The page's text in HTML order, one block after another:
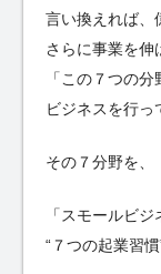
言い換えれば、
さらに事業を伸
「この７つの
ビジネスを行っ
その７分野を、
「スモールビ
“７つの起業習慣